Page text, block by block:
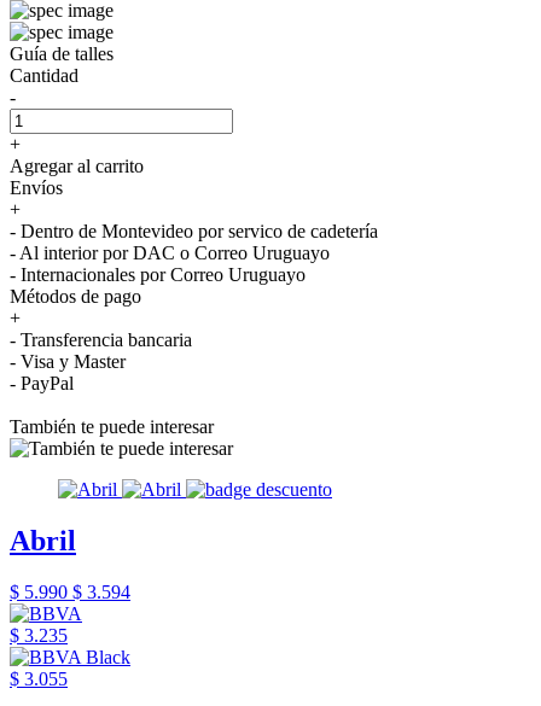
Guía de talles
Cantidad
-
+
Agregar al carrito
Envíos
+
- Dentro de Montevideo por servico de cadetería
- Al interior por DAC o Correo Uruguayo
- Internacionales por Correo Uruguayo
Métodos de pago
+
- Transferencia bancaria
- Visa y Master
- PayPal
También te puede interesar
Abril
$ 5.990 $ 3.594
$ 3.235
$ 3.055